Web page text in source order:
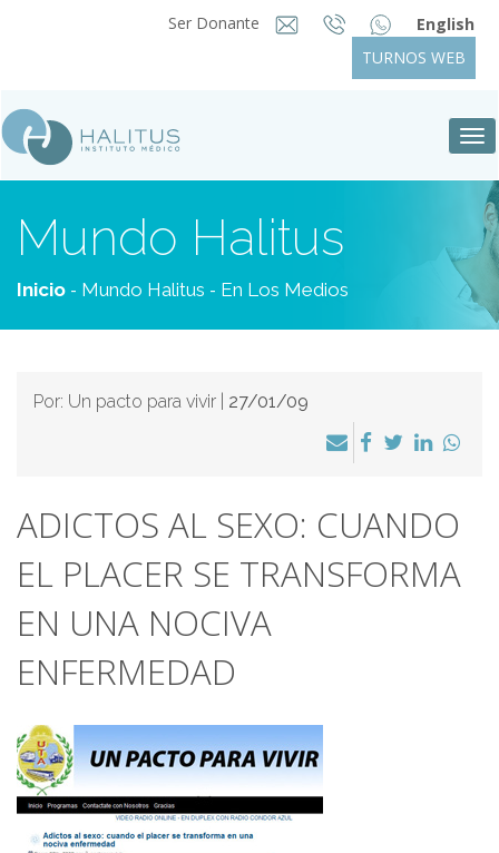
Ser Donante
English
TURNOS WEB
Mundo Halitus
Inicio - Mundo Halitus - En Los Medios
Por: Un pacto para vivir | 27/01/09
ADICTOS AL SEXO: CUANDO
EL PLACER SE TRANSFORMA
EN UNA NOCIVA
ENFERMEDAD